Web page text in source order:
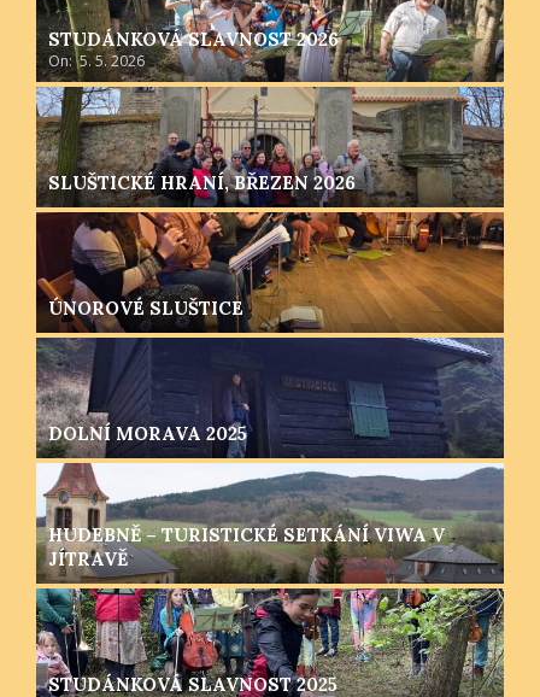
STUDÁNKOVÁ SLAVNOST 2026
On: 5. 5. 2026
SLUŠTICKÉ HRANÍ, BŘEZEN 2026
ÚNOROVÉ SLUŠTICE
DOLNÍ MORAVA 2025
HUDEBNĚ – TURISTICKÉ SETKÁNÍ VIWA V
JÍTRAVĚ
STUDÁNKOVÁ SLAVNOST 2025